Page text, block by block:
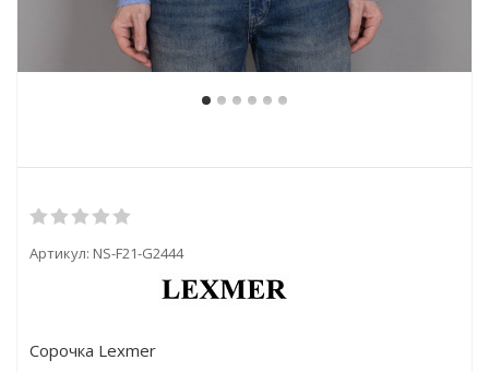
Артикул: NS-F21-G2444
Сорочка Lexmer